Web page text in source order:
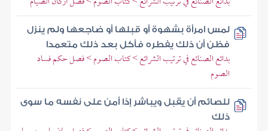
لمس امرأة بشهوة أو قبلها أو ضاجعها ولم ينزل
فظن أن ذلك يفطره فأكل بعد ذلك متعمدا
بدائع الصنائع في ترتيب الشرائع > كتاب الصوم > فصل حكم فساد
الصوم
للصائم أن يقبل ويباشر إذا أمن على نفسه ما سوى
ذلك